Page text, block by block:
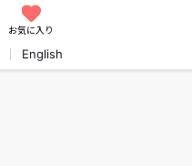
お気に入り
English